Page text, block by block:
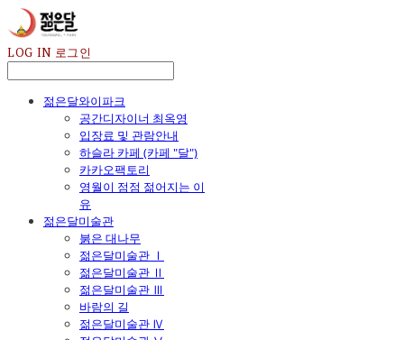
LOG IN 로그인
젊은달와이파크
공간디자이너 최옥영
입장료 및 관람안내
하슬라 카페 (카페 "달")
카카오팩토리
영월이 점점 젊어지는 이
유
젊은달미술관
붉은 대나무
젊은달미술관 Ⅰ
젊은달미술관 Ⅱ
젊은달미술관 Ⅲ
바람의 길
젊은달미술관 Ⅳ